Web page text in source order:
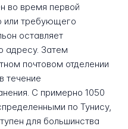
во время первой
или требующего
оставляет
адресу. Затем
почтовом отделении
течение
С примерно 1050
по Тунису,
для большинства